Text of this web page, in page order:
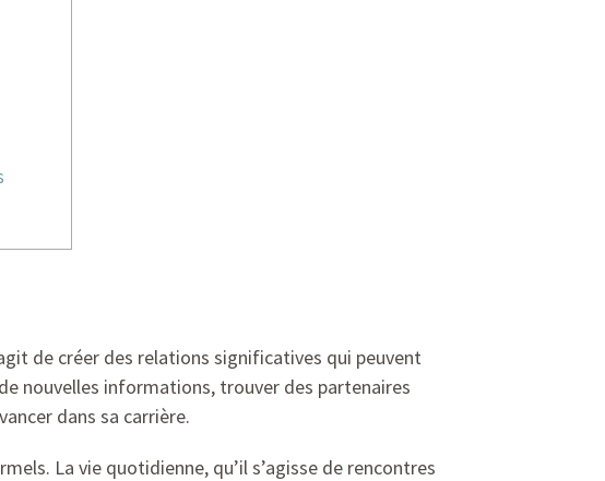
de créer des relations significatives qui peuvent
nouvelles informations, trouver des partenaires
dans sa carrière.
La vie quotidienne, qu’il s’agisse de rencontres